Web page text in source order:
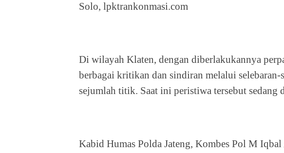
Solo, lpktrankonmasi.com
Di wilayah Klaten, dengan diberlakukannya
berbagai kritikan dan sindiran melalui
sejumlah titik. Saat ini peristiwa tersebut sedang
Kabid Humas Polda Jateng, Kombes Pol M